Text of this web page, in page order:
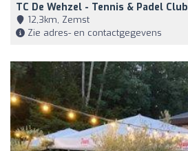
TC De Wehzel - Tennis & Padel Club
12,3km, Zemst
Zie adres- en contactgegevens